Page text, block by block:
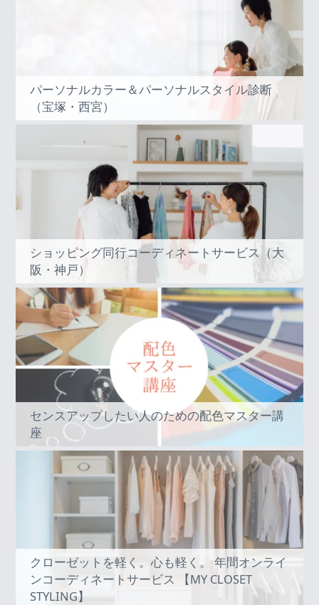
パーソナルカラー＆パーソナルスタイル診断
（宝塚・西宮）
ショッピング同行コーディネートサービス（大
阪・神戸）
センスアップしたい人のための配色マスター講
座
クローゼットを軽く。心も軽く。 年間オンライ
ンコーディネートサービス 【MY CLOSET
STYLING】